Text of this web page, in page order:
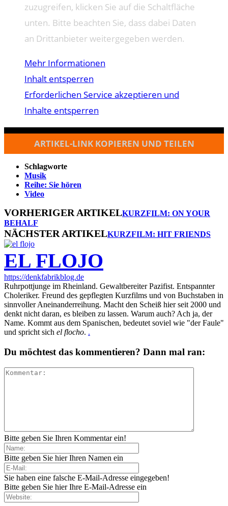
zuzugreifen, klicken Sie auf die Schaltfläche
unten. Bitte beachten Sie, dass dabei Daten
an Drittanbieter weitergegeben werden.
Mehr Informationen
Inhalt entsperren
Erforderlichen Service akzeptieren und
Inhalte entsperren
ARTIKEL-LINK KOPIEREN UND TEILEN
Schlagworte
Musik
Reihe: Sie hören
Video
VORHERIGER ARTIKELKURZFILM: ON YOUR
BEHALF
NÄCHSTER ARTIKELKURZFILM: HIT FRIENDS
EL FLOJO
https://denkfabrikblog.de
Ruhrpottjunge im Rheinland. Gewaltbereiter Pazifist. Entspannter
Choleriker. Freund des gepflegten Kurzfilms und von Buchstaben in
sinnvoller Aneinanderreihung. Macht den Scheiß hier seit 2000 und
denkt nicht daran, es bleiben zu lassen. Warum auch? Ach ja, der
Name. Kommt aus dem Spanischen, bedeutet soviel wie "der Faule"
und spricht sich el flocho. .
Du möchtest das kommentieren? Dann mal ran:
Bitte geben Sie Ihren Kommentar ein!
Bitte geben Sie hier Ihren Namen ein
Sie haben eine falsche E-Mail-Adresse eingegeben!
Bitte geben Sie hier Ihre E-Mail-Adresse ein